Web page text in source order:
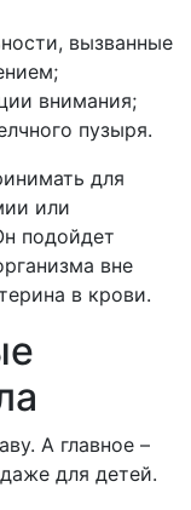
вызванные
внимания;
пузыря.
для
или
подойдет
вне
в крови.
А главное –
для детей.